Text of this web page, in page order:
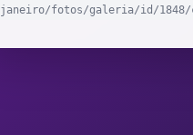
janeiro/fotos/galeria/id/1848/